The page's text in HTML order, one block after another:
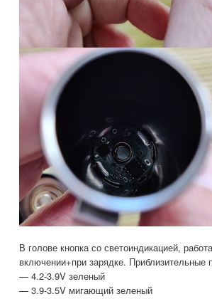
В голове кнопка со светоиндикацией,
включении+при зарядке. Приблизительные
— 4.2-3.9V зеленый
— 3.9-3.5V мигающий зеленый